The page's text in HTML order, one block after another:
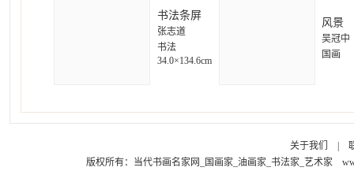
书法条屏
张志道
书法
34.0×134.6cm
风景
吴冠中
国画
关于我们
版权所有： 当代书画名家网_国画家_油画家_书法家_艺术家